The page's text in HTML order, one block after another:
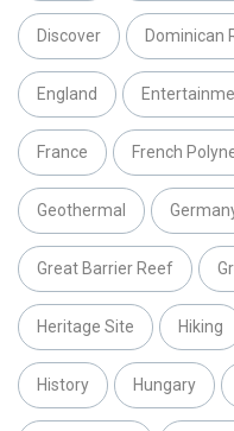
Discover Dominican
England
France French
Geothermal
Great Barrier Reef
Heritage Site Hiking
History Hungary